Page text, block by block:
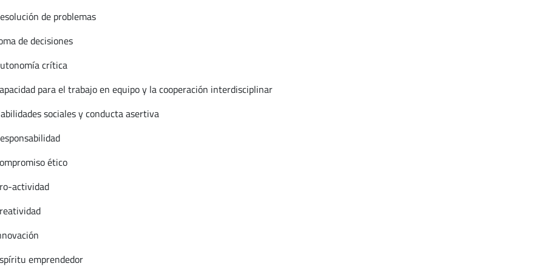
de problemas
de decisiones
crítica
para el trabajo en equipo y la cooperación interdisciplinar
sociales y conducta asertiva
ético
emprendedor